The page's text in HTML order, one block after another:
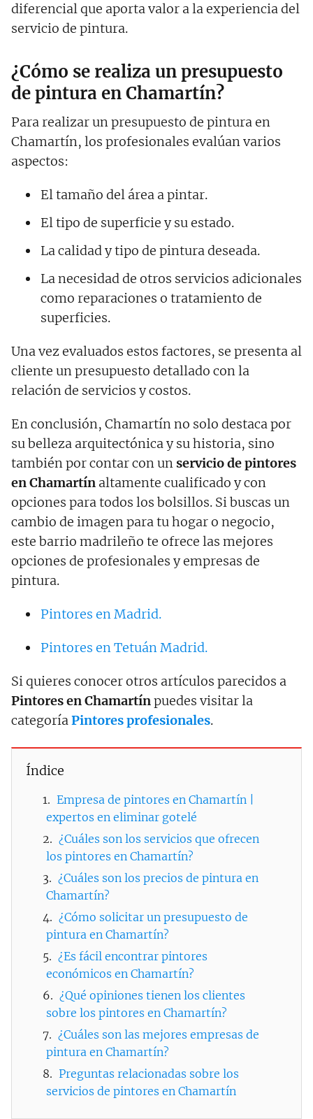
diferencial que aporta valor a la experiencia del
servicio de pintura.
¿Cómo se realiza un presupuesto
de pintura en Chamartín?
Para realizar un presupuesto de pintura en
Chamartín, los profesionales evalúan varios
aspectos:
El tamaño del área a pintar.
El tipo de superficie y su estado.
La calidad y tipo de pintura deseada.
La necesidad de otros servicios adicionales
como reparaciones o tratamiento de
superficies.
Una vez evaluados estos factores, se presenta al
cliente un presupuesto detallado con la
relación de servicios y costos.
En conclusión, Chamartín no solo destaca por
su belleza arquitectónica y su historia, sino
también por contar con un servicio de pintores
en Chamartín altamente cualificado y con
opciones para todos los bolsillos. Si buscas un
cambio de imagen para tu hogar o negocio,
este barrio madrileño te ofrece las mejores
opciones de profesionales y empresas de
pintura.
Pintores en Madrid.
Pintores en Tetuán Madrid.
Si quieres conocer otros artículos parecidos a
Pintores en Chamartínpuedes visitar la
categoríaPintores profesionales.
Índice
Empresa de pintores en Chamartín |
expertos en eliminar gotelé
¿Cuáles son los servicios que ofrecen
los pintores en Chamartín?
¿Cuáles son los precios de pintura en
Chamartín?
¿Cómo solicitar un presupuesto de
pintura en Chamartín?
¿Es fácil encontrar pintores
económicos en Chamartín?
¿Qué opiniones tienen los clientes
sobre los pintores en Chamartín?
¿Cuáles son las mejores empresas de
pintura en Chamartín?
Preguntas relacionadas sobre los
servicios de pintores en Chamartín